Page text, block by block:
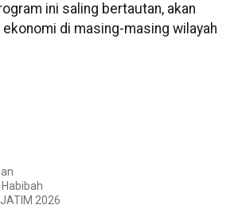
ini saling bertautan, akan
di masing-masing wilayah
2026